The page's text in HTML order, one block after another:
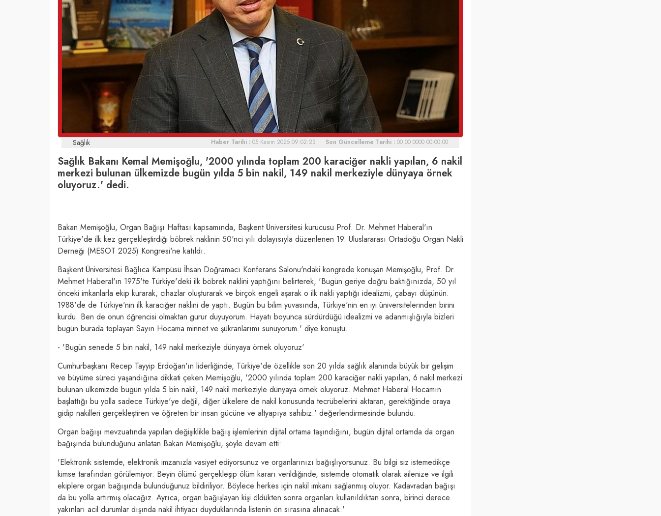
Sağlık Haber Tarihi : 05 Kasım 2025 09:02:23 Son Güncelleme Tarihi : 00 00 0000 00:00:00
Sağlık Bakanı Kemal Memişoğlu, '2000 yılında toplam 200 karaciğer nakli yapılan, 6 nakil
merkezi bulunan ülkemizde bugün yılda 5 bin nakil, 149 nakil merkeziyle dünyaya örnek
oluyoruz.' dedi.
Bakan Memişoğlu, Organ Bağışı Haftası kapsamında, Başkent Üniversitesi kurucusu Prof. Dr. Mehmet Haberal'ın
Türkiye'de ilk kez gerçekleştirdiği böbrek naklinin 50'nci yılı dolayısıyla düzenlenen 19. Uluslararası Ortadoğu Organ Nakli
Derneği (MESOT 2025) Kongresi'ne katıldı.
Başkent Üniversitesi Bağlıca Kampüsü İhsan Doğramacı Konferans Salonu'ndaki kongrede konuşan Memişoğlu, Prof. Dr.
Mehmet Haberal'ın 1975'te Türkiye'deki ilk böbrek naklini yaptığını belirterek, 'Bugün geriye doğru baktığınızda, 50 yıl
önceki imkanlarla ekip kurarak, cihazlar oluşturarak ve birçok engeli aşarak o ilk nakli yaptığı idealizmi, çabayı düşünün.
1988'de de Türkiye'nin ilk karaciğer naklini de yaptı. Bugün bu bilim yuvasında, Türkiye'nin en iyi üniversitelerinden birini
kurdu. Ben de onun öğrencisi olmaktan gurur duyuyorum. Hayatı boyunca sürdürdüğü idealizmi ve adanmışlığıyla bizleri
bugün burada toplayan Sayın Hocama minnet ve şükranlarımı sunuyorum.' diye konuştu.
- 'Bugün senede 5 bin nakil, 149 nakil merkeziyle dünyaya örnek oluyoruz'
Cumhurbaşkanı Recep Tayyip Erdoğan'ın liderliğinde, Türkiye'de özellikle son 20 yılda sağlık alanında büyük bir gelişim
ve büyüme süreci yaşandığına dikkati çeken Memişoğlu, '2000 yılında toplam 200 karaciğer nakli yapılan, 6 nakil merkezi
bulunan ülkemizde bugün yılda 5 bin nakil, 149 nakil merkeziyle dünyaya örnek oluyoruz. Mehmet Haberal Hocamın
başlattığı bu yolla sadece Türkiye'ye değil, diğer ülkelere de nakil konusunda tecrübelerini aktaran, gerektiğinde oraya
gidip nakilleri gerçekleştiren ve öğreten bir insan gücüne ve altyapıya sahibiz.' değerlendirmesinde bulundu.
Organ bağışı mevzuatında yapılan değişiklikle bağış işlemlerinin dijital ortama taşındığını, bugün dijital ortamda da organ
bağışında bulunduğunu anlatan Bakan Memişoğlu, şöyle devam etti:
'Elektronik sistemde, elektronik imzanızla vasiyet ediyorsunuz ve organlarınızı bağışlıyorsunuz. Bu bilgi siz istemedikçe
kimse tarafından görülemiyor. Beyin ölümü gerçekleşip ölüm kararı verildiğinde, sistemde otomatik olarak ailenize ve ilgili
ekiplere organ bağışında bulunduğunuz bildiriliyor. Böylece herkes için nakil imkanı sağlanmış oluyor. Kadavradan bağışı
da bu yolla artırmış olacağız. Ayrıca, organ bağışlayan kişi öldükten sonra organları kullanıldıktan sonra, birinci derece
yakınları acil durumlar dışında nakil ihtiyacı duyduklarında listenin ön sırasına alınacak.'